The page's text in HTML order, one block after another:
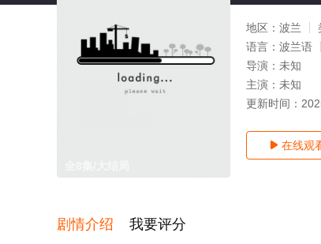
地区： 波兰
语言： 波兰语
导演： 未知
主演： 未知
更新时间：
 在线观
剧情介绍 我要评分